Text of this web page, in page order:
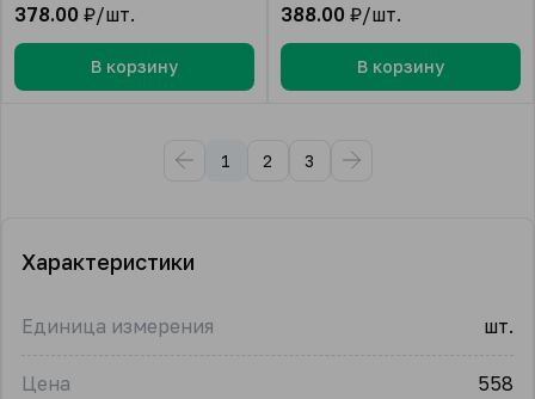
378.00 ₽/шт.
В корзину
388.00 ₽/шт.
В корзину
1 2 3
Характеристики
Единица измерения шт.
Цена 558